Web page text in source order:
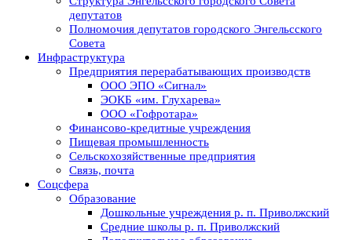
депутатов
Полномочия депутатов городского Энгельсского
Совета
Инфраструктура
Предприятия перерабатывающих производств
ООО ЭПО «Сигнал»
ЭОКБ «им. Глухарева»
ООО «Гофротара»
Финансово-кредитные учреждения
Пищевая промышленность
Сельскохозяйственные предприятия
Связь, почта
Соцсфера
Образование
Дошкольные учреждения р. п. Приволжский
Средние школы р. п. Приволжский